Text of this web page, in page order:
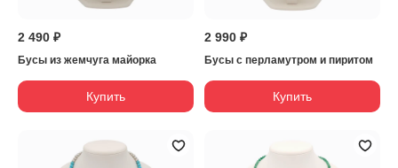
2 490 ₽
Бусы из жемчуга майорка
Купить
2 990 ₽
Бусы с перламутром и пиритом
Купить